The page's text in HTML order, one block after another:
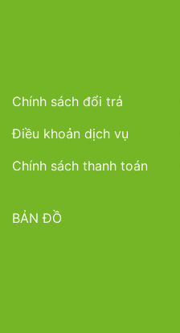
Chính sách đổi trả
Điều khoản dịch vụ
Chính sách thanh toán
BẢN ĐỒ